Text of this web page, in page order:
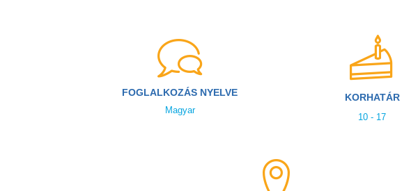
FOGLALKOZÁS NYELVE
Magyar
KORHATÁR
10 - 17